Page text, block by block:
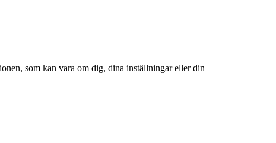
som kan vara om dig, dina inställningar eller din